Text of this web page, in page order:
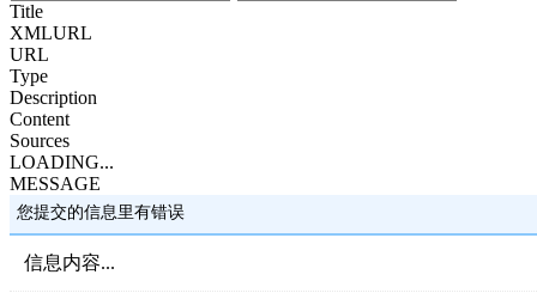
Title
XMLURL
URL
Type
Description
Content
Sources
LOADING...
MESSAGE
您提交的信息里有错误
信息内容...